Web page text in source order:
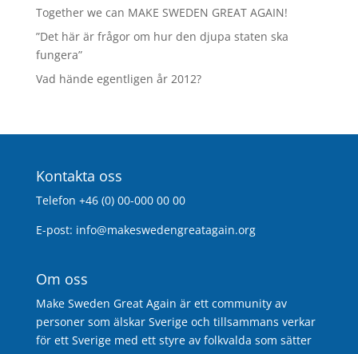
Together we can MAKE SWEDEN GREAT AGAIN!
”Det här är frågor om hur den djupa staten ska
fungera”
Vad hände egentligen år 2012?
Kontakta oss
Telefon +46 (0) 00-000 00 00
E-post: info@makeswedengreatagain.org
Om oss
Make Sweden Great Again är ett community av
personer som älskar Sverige och tillsammans verkar
för ett Sverige med ett styre av folkvalda som sätter